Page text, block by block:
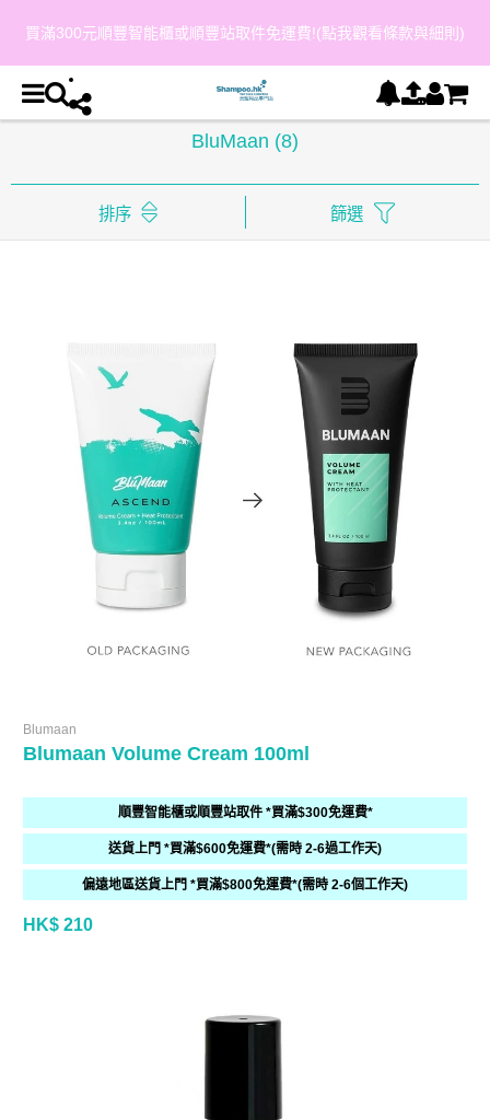
買滿300元順豐智能櫃或順豐站取件免運費!(點我觀看條款與細則)
BluMaan (8)
排序 篩選
Blumaan
Blumaan Volume Cream 100ml
順豐智能櫃或順豐站取件 *買滿$300免運費*
送貨上門 *買滿$600免運費*(需時 2-6過工作天)
偏遠地區送貨上門 *買滿$800免運費*(需時 2-6個工作天)
HK$ 210